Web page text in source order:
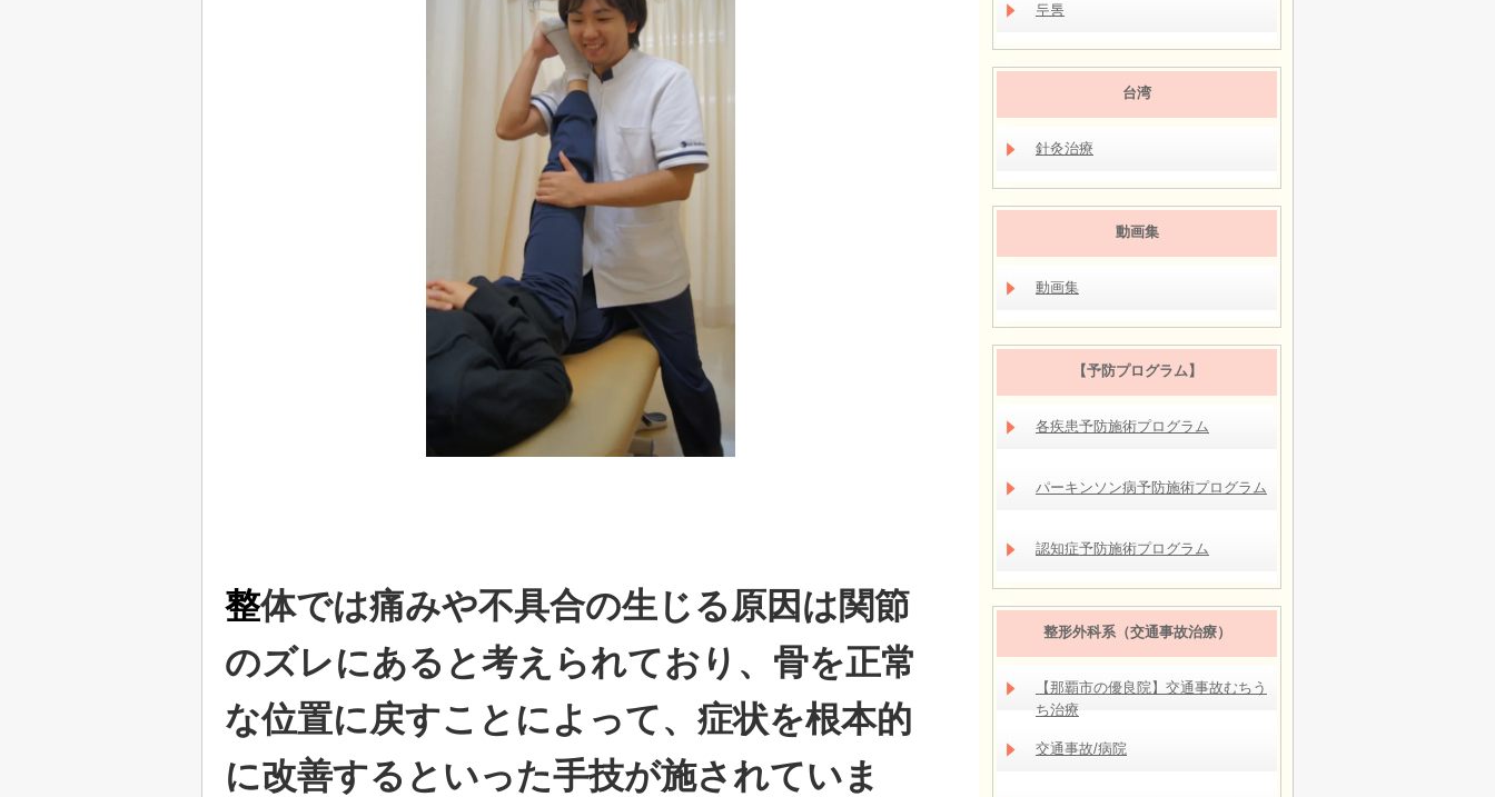
整体では痛みや不具合の生じる原因は関節
のズレにあると考えられており、骨を正常
な位置に戻すことによって、症状を根本的
に改善するといった手技が施されていま
두통
台湾
針灸治療
動画集
動画集
【予防プログラム】
各疾患予防施術プログラム
パーキンソン病予防施術プログラム
認知症予防施術プログラム
整形外科系（交通事故治療）
【那覇市の優良院】交通事故むちう
ち治療
交通事故/病院